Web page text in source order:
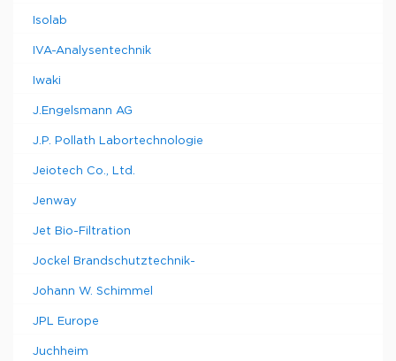
Isolab
IVA-Analysentechnik
Iwaki
J.Engelsmann AG
J.P. Pollath Labortechnologie
Jeiotech Co., Ltd.
Jenway
Jet Bio-Filtration
Jockel Brandschutztechnik-
Johann W. Schimmel
JPL Europe
Juchheim